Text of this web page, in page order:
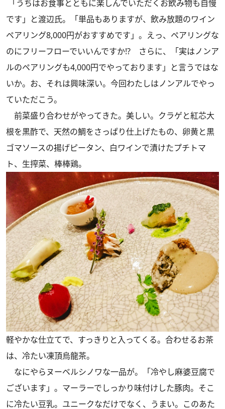
「うちはお食事とともに楽しんでいただくお飲み物も自慢
です」と渡辺氏。「単品もありますが、飲み放題のワイン
ペアリング8,000円がおすすめです」。えっ、ペアリングな
のにフリーフローでいいんですか!? さらに、「実はノンア
ルのペアリングも4,000円でやっております」と言うではな
いか。お、それは興味深い。今回わたしはノンアルでやっ
ていただこう。
前菜盛り合わせがやってきた。美しい。クラゲと紅芯大
根を黒酢で、天然の鯛をさっぱり仕上げたもの、卵黄と黒
ゴマソースの揚げピータン、白ワインで漬けたプチトマ
ト、生搾菜、棒棒鶏。
軽やかな仕立てで、すっきりと入ってくる。合わせるお茶
は、冷たい凍頂烏龍茶。
なにやらヌーベルシノワな一品が。「冷やし麻婆豆腐で
ございます」。マーラーでしっかり味付けした豚肉。そこ
に冷たい豆乳。ユニークなだけでなく、うまい。このあた